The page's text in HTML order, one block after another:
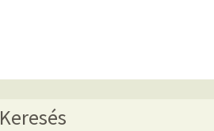
Keresés